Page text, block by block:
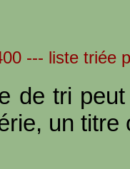
--- liste triée
de tri
un titre